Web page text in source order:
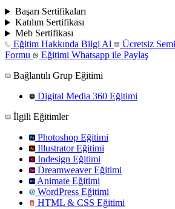
Başarı Sertifikaları
Katılım Sertifikası
Meb Sertifikası
Eğitim Hakkında Bilgi Al
Ücretsiz
Formu
Eğitimi Whatsapp ile Paylaş
Bağlantılı Grup Eğitimi
Digital Media 360 Eğitimi
İlgili Eğitimler
Photoshop Eğitimi
Illustrator Eğitimi
Indesign Eğitimi
Dreamweaver Eğitimi
Animate Eğitimi
WordPress Eğitimi
HTML & CSS Eğitimi